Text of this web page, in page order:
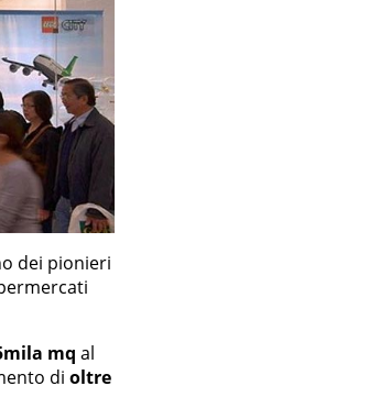
dei pionieri
mq al
di oltre